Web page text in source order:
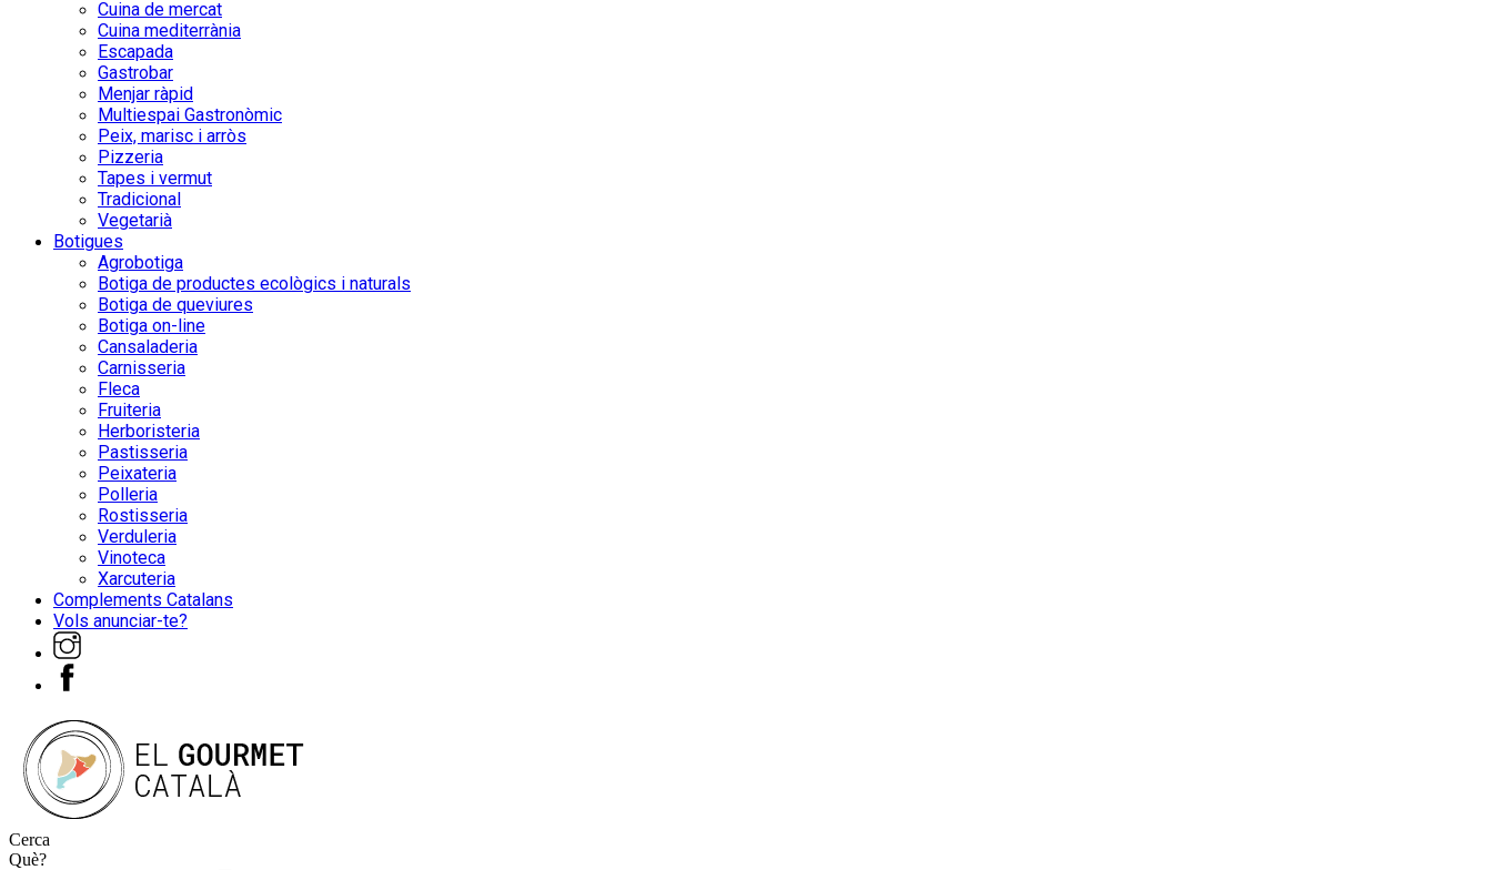
Cuina de mercat
Cuina mediterrània
Escapada
Gastrobar
Menjar ràpid
Multiespai Gastronòmic
Peix, marisc i arròs
Pizzeria
Tapes i vermut
Tradicional
Vegetarià
Botigues
Agrobotiga
Botiga de productes ecològics i naturals
Botiga de queviures
Botiga on-line
Cansaladeria
Carnisseria
Fleca
Fruiteria
Herboristeria
Pastisseria
Peixateria
Polleria
Rostisseria
Verduleria
Vinoteca
Xarcuteria
Complements Catalans
Vols anunciar-te?
Cerca
Què?